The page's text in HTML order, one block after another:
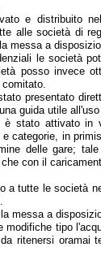
e distribuito
alle società di
messa a
le società
posso invece
presentato
guida utile
è stato attivato
categorie, in
delle gare;
con il
a tutte le società
la messa a
modifiche tipo
ritenersi oramai